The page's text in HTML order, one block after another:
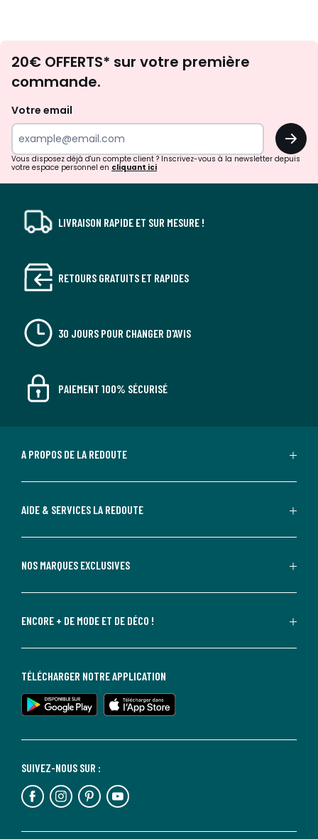
d'inspirations
surprises?
20€ OFFERTS* sur votre première
commande.
Votre email
OK
Vous disposez déjà d'un compte client ? Inscrivez-vous à la newsletter depuis
votre espace personnel en cliquant ici
LIVRAISON RAPIDE ET SUR MESURE !
RETOURS GRATUITS ET RAPIDES
30 JOURS POUR CHANGER D'AVIS
PAIEMENT 100% SÉCURISÉ
A PROPOS DE LA REDOUTE
AIDE & SERVICES LA REDOUTE
NOS MARQUES EXCLUSIVES
ENCORE + DE MODE ET DE DÉCO !
SUIVEZ-NOUS SUR :
TÉLÉCHARGER NOTRE APPLICATION